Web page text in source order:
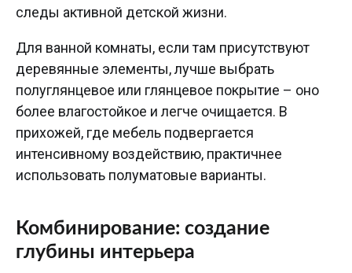
следы активной детской жизни.
Для ванной комнаты, если там присутствуют
деревянные элементы, лучше выбрать
полуглянцевое или глянцевое покрытие – оно
более влагостойкое и легче очищается. В
прихожей, где мебель подвергается
интенсивному воздействию, практичнее
использовать полуматовые варианты.
Комбинирование: создание
глубины интерьера